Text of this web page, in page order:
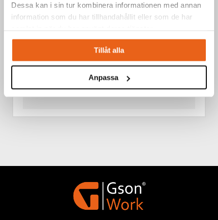
Dessa kan i sin tur kombinera informationen med annan
information som du har tillhandahållit eller som de har
Tillåt alla
Anpassa